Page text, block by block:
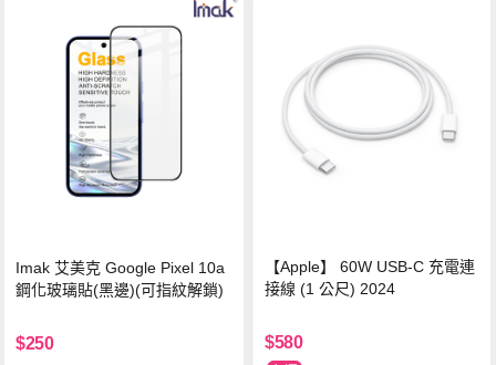
Imak 艾美克 Google Pixel 10a
鋼化玻璃貼(黑邊)(可指紋解鎖)
$250
【Apple】 60W USB-C 充電連
接線 (1 公尺) 2024
$580